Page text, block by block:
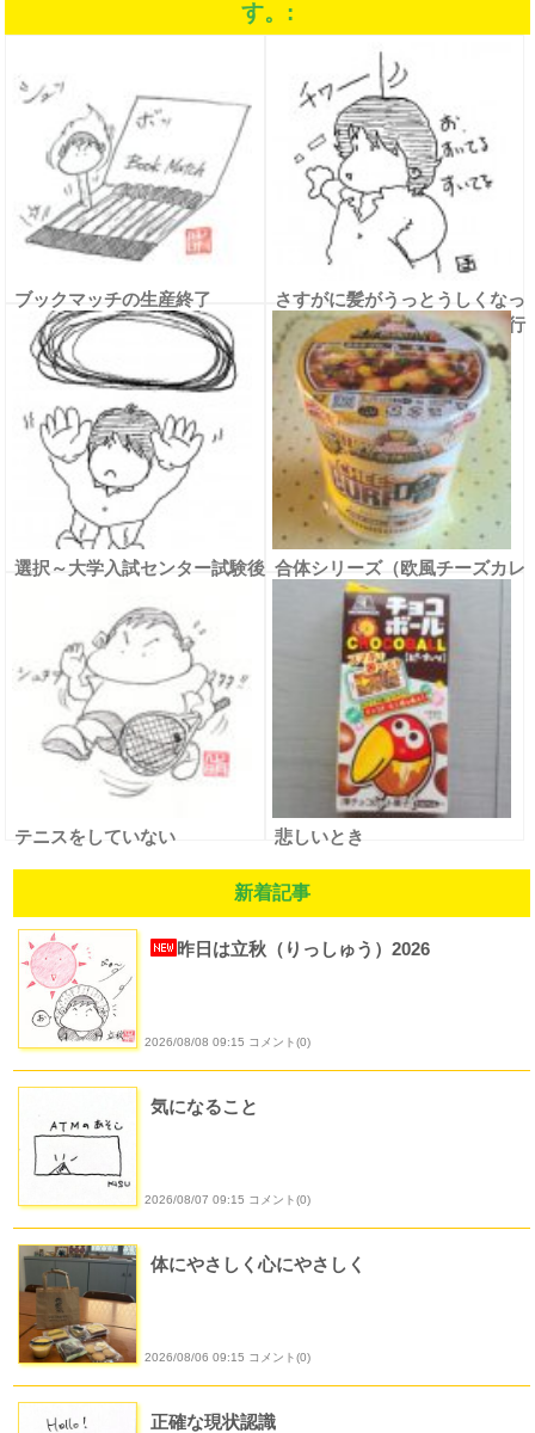
す。:
ブックマッチの生産終了
さすがに髪がうっとうしくなっ
てたので、昨日、床屋さんに行
ったというお話
選択～大学入試センター試験後 合体シリーズ（欧風チーズカレ
ー＆みそ）
テニスをしていない 悲しいとき
新着記事
昨日は立秋（りっしゅう）2026
2026/08/08 09:15 コメント(0)
気になること
2026/08/07 09:15 コメント(0)
体にやさしく心にやさしく
2026/08/06 09:15 コメント(0)
正確な現状認識